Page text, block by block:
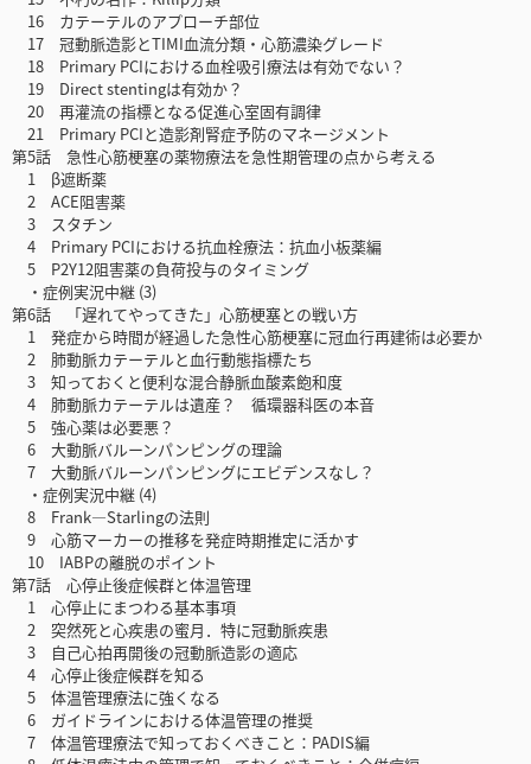
16 カテーテルのアプローチ部位
17 冠動脈造影とTIMI血流分類・心筋濃染グレード
18 Primary PCIにおける血栓吸引療法は有効でない？
19 Direct stentingは有効か？
20 再灌流の指標となる促進心室固有調律
21 Primary PCIと造影剤腎症予防のマネージメント
第5話 急性心筋梗塞の薬物療法を急性期管理の点から考える
1 β遮断薬
2 ACE阻害薬
3 スタチン
4 Primary PCIにおける抗血栓療法：抗血小板薬編
5 P2Y12阻害薬の負荷投与のタイミング
・症例実況中継 (3)
第6話 「遅れてやってきた」心筋梗塞との戦い方
1 発症から時間が経過した急性心筋梗塞に冠血行再建術は必要か
2 肺動脈カテーテルと血行動態指標たち
3 知っておくと便利な混合静脈血酸素飽和度
4 肺動脈カテーテルは遺産？ 循環器科医の本音
5 強心薬は必要悪？
6 大動脈バルーンパンピングの理論
7 大動脈バルーンパンピングにエビデンスなし？
・症例実況中継 (4)
8 Frank—Starlingの法則
9 心筋マーカーの推移を発症時期推定に活かす
10 IABPの離脱のポイント
第7話 心停止後症候群と体温管理
1 心停止にまつわる基本事項
2 突然死と心疾患の蜜月．特に冠動脈疾患
3 自己心拍再開後の冠動脈造影の適応
4 心停止後症候群を知る
5 体温管理療法に強くなる
6 ガイドラインにおける体温管理の推奨
7 体温管理療法で知っておくべきこと：PADIS編